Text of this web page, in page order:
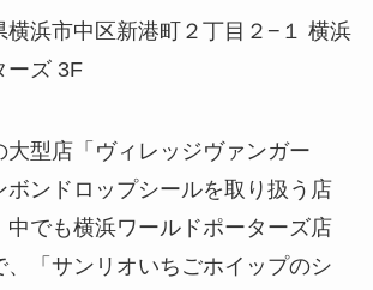
横浜市中区新港町２丁目２−１ 横浜
ーズ 3F
大型店「ヴィレッジヴァンガー
ボンドロップシールを取り扱う店
中でも横浜ワールドポーターズ店
、「サンリオいちごホイップのシ